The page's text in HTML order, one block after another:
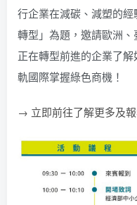
行企業在減碳、減塑的
轉型」為題，邀請歐洲
正在轉型前進的企業了
軌國際掌握綠色商機！
→ 立即前往了解更多及